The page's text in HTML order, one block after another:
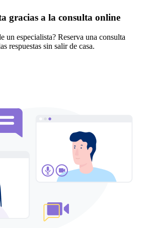
gracias a la consulta online
un especialista? Reserva una consulta
respuestas sin salir de casa.